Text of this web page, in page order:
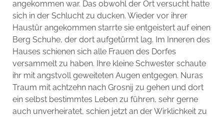
angekommen war. Das obwohl der Ort versucht hatte
sich in der Schlucht zu ducken. Wieder vor ihrer
Haustür angekommen starrte sie entgeistert auf einen
Berg Schuhe, der dort aufgetürmt lag. Im Inneren des
Hauses schienen sich alle Frauen des Dorfes
versammelt zu haben. Ihre kleine Schwester schaute
ihr mit angstvoll geweiteten Augen entgegen. Nuras
Traum mit achtzehn nach Grosnij zu gehen und dort
ein selbst bestimmtes Leben zu führen, sehr gerne
auch unverheiratet, schien jetzt an der Wirklichkeit zu